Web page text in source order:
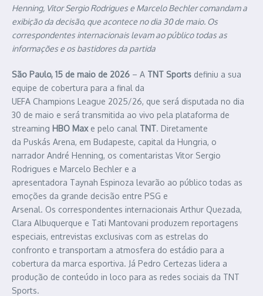
Henning, Vitor Sergio Rodrigues e Marcelo Bechler comandam a
exibição da decisão, que acontece no dia 30 de maio. Os
correspondentes internacionais levam ao público todas as
informações e os bastidores da partida
São Paulo, 15 de maio de 2026 – A TNT Sports definiu a sua
equipe de cobertura para a final da
UEFA Champions League 2025/26, que será disputada no dia
30 de maio e será transmitida ao vivo pela plataforma de
streaming HBO Maxe pelo canal TNT. Diretamente
da Puskás Arena, em Budapeste, capital da Hungria, o
narrador André Henning, os comentaristas Vitor Sergio
Rodrigues e Marcelo Bechler e a
apresentadora Taynah Espinoza levarão ao público todas as
emoções da grande decisão entre PSG e
Arsenal. Os correspondentes internacionais Arthur Quezada,
Clara Albuquerque e Tati Mantovani produzem reportagens
especiais, entrevistas exclusivas com as estrelas do
confronto e transportam a atmosfera do estádio para a
cobertura da marca esportiva. Já Pedro Certezas lidera a
produção de conteúdo in loco para as redes sociais da TNT
Sports.